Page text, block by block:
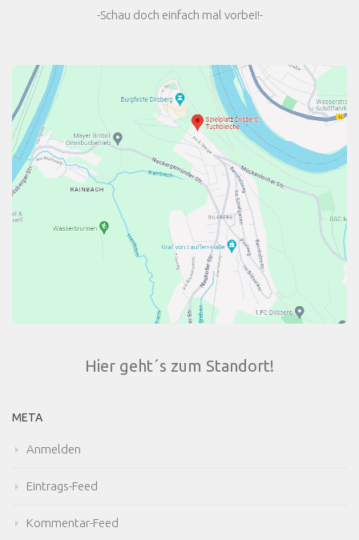
-Schau doch einfach mal vorbei!-
Hier geht´s zum Standort!
META
Anmelden
Eintrags-Feed
Kommentar-Feed